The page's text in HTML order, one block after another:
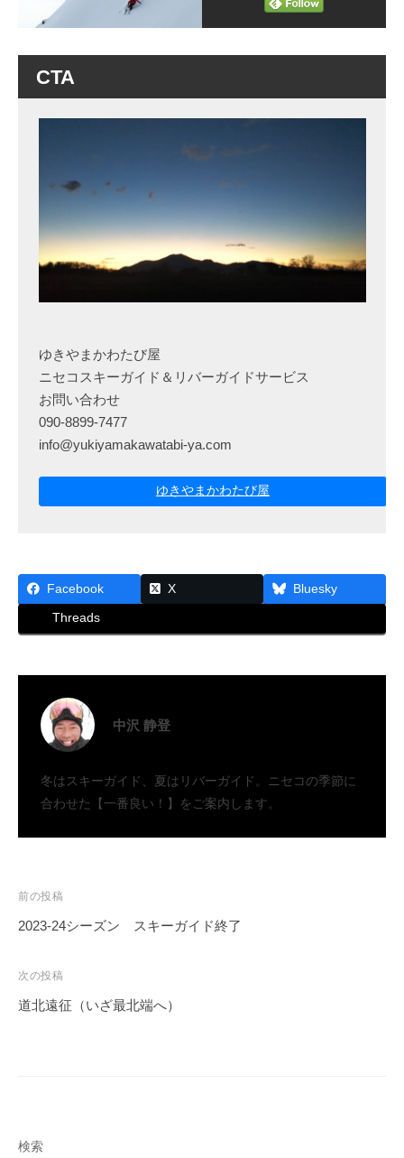
CTA
ゆきやまかわたび屋
ニセコスキーガイド＆リバーガイドサービス
お問い合わせ
090-8899-7477
info@yukiyamakawatabi-ya.com
ゆきやまかわたび屋
Facebook X Bluesky
Threads
中沢 静登
冬はスキーガイド、夏はリバーガイド。ニセコの季節に
合わせた【一番良い！】をご案内します。
投
稿
ビ
ゲ
前の投稿
2023-24シーズン スキーガイド終了
次の投稿
道北遠征（いざ最北端へ）
検索